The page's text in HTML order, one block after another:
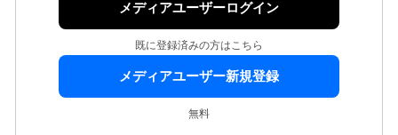
メディアユーザーログイン
既に登録済みの方はこちら
メディアユーザー新規登録
無料